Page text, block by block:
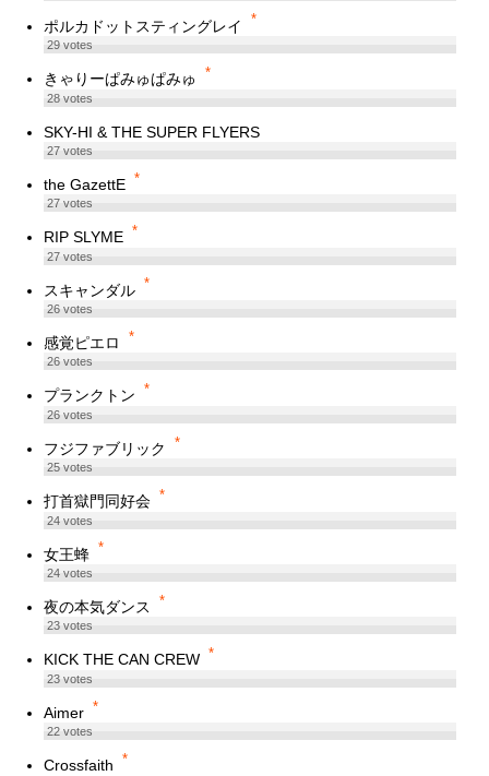
ポルカドットスティングレイ *
29votes
きゃりーぱみゅぱみゅ *
28votes
SKY-HI & THE SUPER FLYERS
27votes
the GazettE *
27votes
RIP SLYME *
27votes
スキャンダル *
26votes
感覚ピエロ *
26votes
プランクトン *
26votes
フジファブリック *
25votes
打首獄門同好会 *
24votes
女王蜂 *
24votes
夜の本気ダンス *
23votes
KICK THE CAN CREW *
23votes
Aimer *
22votes
Crossfaith *